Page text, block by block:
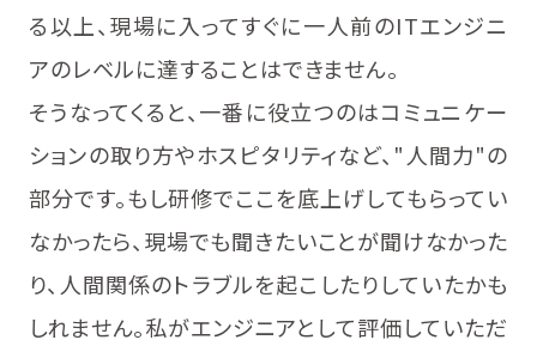
る以上、現場に入ってすぐに一人前のITエンジニ
アのレベルに達することはできません。
そうなってくると、一番に役立つのはコミュニケー
ションの取り方やホスピタリティなど、"人間力"の
部分です。もし研修でここを底上げしてもらってい
なかったら、現場でも聞きたいことが聞けなかった
り、人間関係のトラブルを起こしたりしていたかも
しれません。私がエンジニアとして評価していただ